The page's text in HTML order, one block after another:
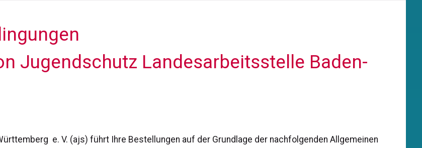
Jugendschutz Landesarbeitsstelle Baden-
e. V. (ajs) führt Ihre Bestellungen auf der Grundlage der nachfolgenden Allgemeinen